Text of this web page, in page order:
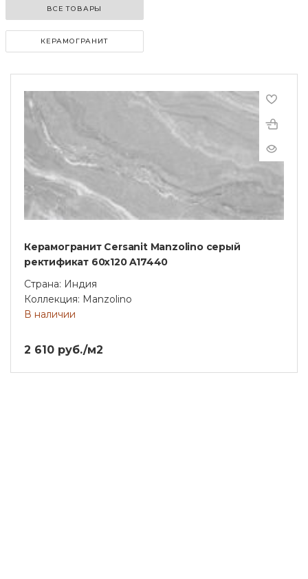
ВСЕ ТОВАРЫ
КЕРАМОГРАНИТ
Керамогранит Cersanit Manzolino серый
ректификат 60x120 A17440
Страна: Индия
Коллекция: Manzolino
В наличии
2 610 руб./м2